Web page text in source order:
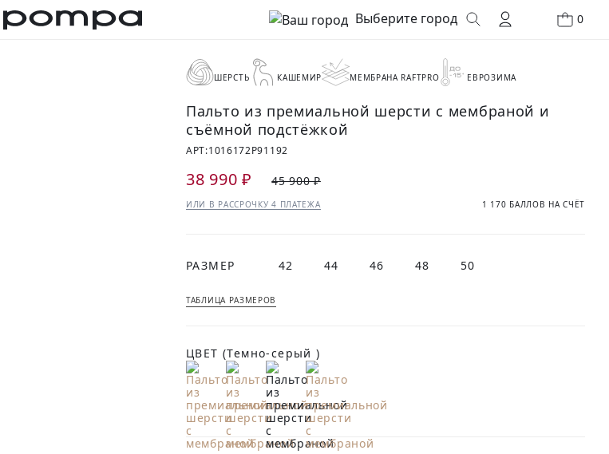
Выберите город 0
ШЕРСТЬ КАШЕМИР МЕМБРАНА RAFTPRO ЕВРОЗИМА
Пальто из премиальной шерсти с мембраной и
съёмной подстёжкой
АРТ:1016172P91192
38 990 ₽ 45 900 ₽
ИЛИ В РАССРОЧКУ 4 ПЛАТЕЖА 1 170 БАЛЛОВ НА СЧЁТ
РАЗМЕР 42 44 46 48 50
ТАБЛИЦА РАЗМЕРОВ
ЦВЕТ (Темно-серый )